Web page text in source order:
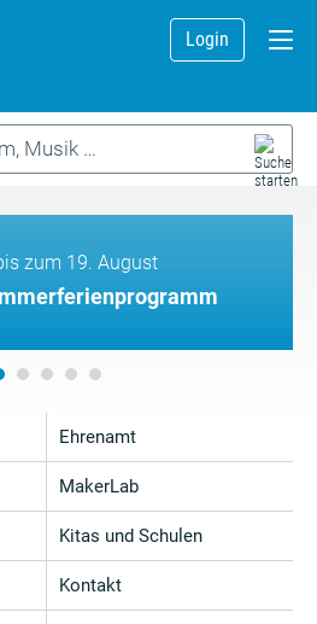
Login
zum 19. August
Ehrenamt
MakerLab
Kitas und Schulen
Kontakt